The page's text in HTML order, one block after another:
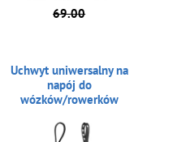
69.00
Uchwyt uniwersalny na
napój do
wózków/rowerków